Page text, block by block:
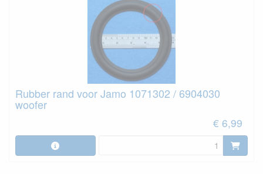
Rubber rand voor Jamo 1071302 / 6904030
woofer
€ 6,99